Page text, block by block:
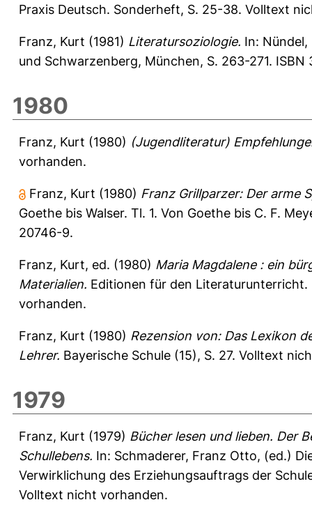
Praxis Deutsch. Sonderheft, S. 25-38. Volltext
Franz, Kurt (1981) Literatursoziologie. In: Nündel,
und Schwarzenberg, München, S. 263-271.
1980
Franz, Kurt (1980) (Jugendliteratur)
vorhanden.
Franz, Kurt (1980) Franz Grillparzer: Der arme
Goethe bis Walser. Tl. 1. Von Goethe bis C. F.
20746-9.
Franz, Kurt, ed. (1980) Maria Magdalene : ein
Materialien. Editionen für den
vorhanden.
Franz, Kurt (1980) Rezension von: Das Lexikon
Lehrer. Bayerische Schule (15), S. 27. Volltext
1979
Franz, Kurt (1979) Bücher lesen und lieben. Der
Schullebens. In: Schmaderer, Franz Otto, (ed.)
Verwirklichung des Erziehungsauftrags der
Volltext nicht vorhanden.